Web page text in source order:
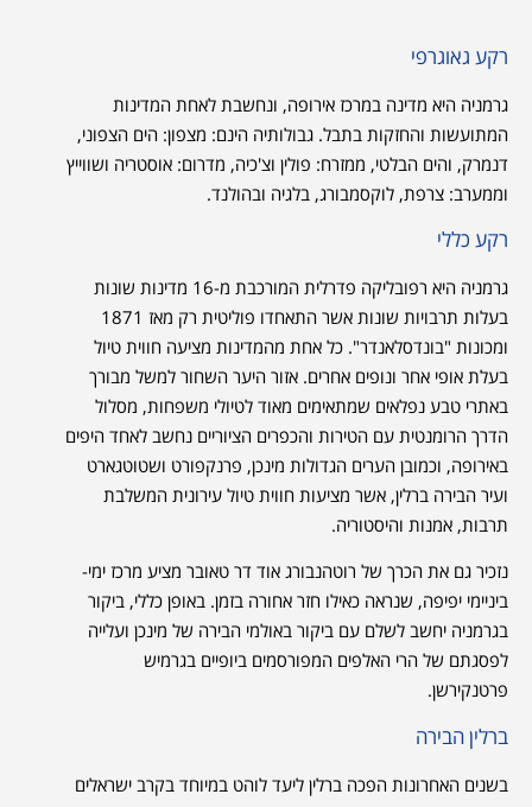
רקע גאוגרפי
גרמניה היא מדינה במרכז אירופה, ונחשבת לאחת המדינות
המתועשות והחזקות בתבל. גבולותיה הינם: מצפון: הים הצפוני,
דנמרק, והים הבלטי, ממזרח: פולין וצ'כיה, מדרום: אוסטריה ושווייץ
וממערב: צרפת, לוקסמבורג, בלגיה ובהולנד.
רקע כללי
גרמניה היא רפובליקה פדרלית המורכבת מ-16 מדינות שונות
בעלות תרבויות שונות אשר התאחדו פוליטית רק מאז 1871
ומכונות "בונדסלאנדר". כל אחת מהמדינות מציעה חווית טיול
בעלת אופי אחר ונופים אחרים. אזור היער השחור למשל מבורך
באתרי טבע נפלאים שמתאימים מאוד לטיולי משפחות, מסלול
הדרך הרומנטית עם הטירות והכפרים הציוריים נחשב לאחד היפים
באירופה, וכמובן הערים הגדולות מינכן, פרנקפורט ושטוטגארט
ועיר הבירה ברלין, אשר מציעות חווית טיול עירונית המשלבת
תרבות, אמנות והיסטוריה.
נזכיר גם את הכרך של רוטהנבורג אוד דר טאובר מציע מרכז ימי-
ביניימי יפיפה, שנראה כאילו חזר אחורה בזמן. באופן כללי, ביקור
בגרמניה יחשב לשלם עם ביקור באולמי הבירה של מינכן ועלייה
לפסגתם של הרי האלפים המפורסמים ביופיים בגרמיש
פרטנקירשן.
ברלין הבירה
בשנים האחרונות הפכה ברלין ליעד לוהט במיוחד בקרב ישראלים